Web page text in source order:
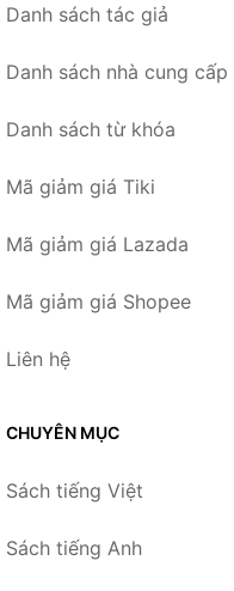
Danh sách tác giả
Danh sách nhà cung cấp
Danh sách từ khóa
Mã giảm giá Tiki
Mã giảm giá Lazada
Mã giảm giá Shopee
Liên hệ
CHUYÊN MỤC
Sách tiếng Việt
Sách tiếng Anh